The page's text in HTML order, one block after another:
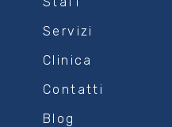
Servizi
Clinica
Contatti
Blog